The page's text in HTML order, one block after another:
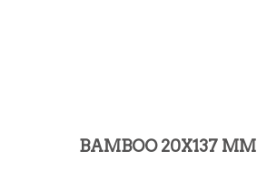
BAMBOO 20X137 MM